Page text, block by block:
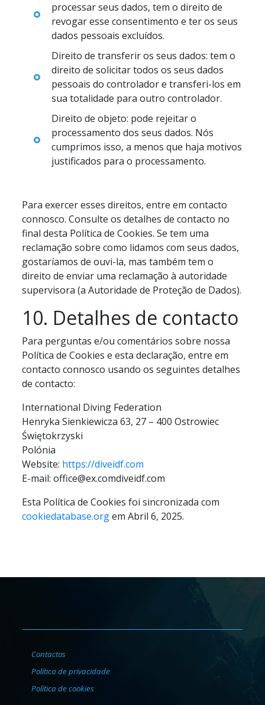
processar seus dados, tem o direito de
revogar esse consentimento e ter os seus
dados pessoais excluídos.
Direito de transferir os seus dados: tem o
direito de solicitar todos os seus dados
pessoais do controlador e transferi-los em
sua totalidade para outro controlador.
Direito de objeto: pode rejeitar o
processamento dos seus dados. Nós
cumprimos isso, a menos que haja motivos
justificados para o processamento.
Para exercer esses direitos, entre em contacto
connosco. Consulte os detalhes de contacto no
final desta Política de Cookies. Se tem uma
reclamação sobre como lidamos com seus dados,
gostaríamos de ouvi-la, mas também tem o
direito de enviar uma reclamação à autoridade
supervisora (a Autoridade de Proteção de Dados).
10. Detalhes de contacto
Para perguntas e/ou comentários sobre nossa
Política de Cookies e esta declaração, entre em
contacto connosco usando os seguintes detalhes
de contacto:
International Diving Federation
Henryka Sienkiewicza 63, 27 – 400 Ostrowiec
Świętokrzyski
Polónia
Website: https://diveidf.com
E-mail: office@ex.comdiveidf.com
Esta Política de Cookies foi sincronizada com
cookiedatabase.orgem Abril 6, 2025.
Contactos
Política de privacidade
Política de cookies